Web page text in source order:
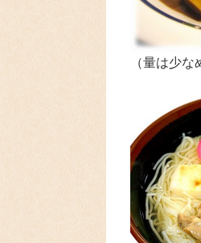
（量は少